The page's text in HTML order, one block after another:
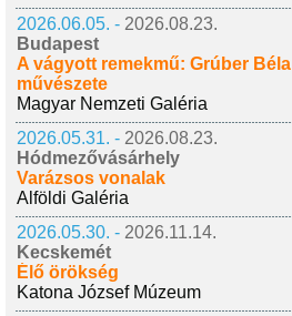
2026.06.05. - 2026.08.23.
Budapest
A vágyott remekmű: Grúber Béla
művészete
Magyar Nemzeti Galéria
2026.05.31. - 2026.08.23.
Hódmezővásárhely
Varázsos vonalak
Alföldi Galéria
2026.05.30. - 2026.11.14.
Kecskemét
Élő örökség
Katona József Múzeum